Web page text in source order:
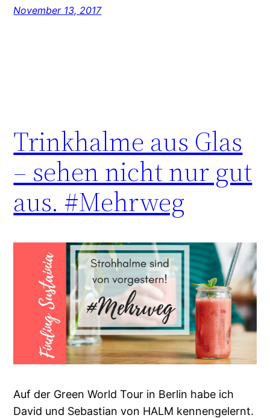
November 13, 2017
Trinkhalme aus Glas
– sehen nicht nur gut
aus. #Mehrweg
Auf der Green World Tour in Berlin habe ich
David und Sebastian von HALM kennengelernt.